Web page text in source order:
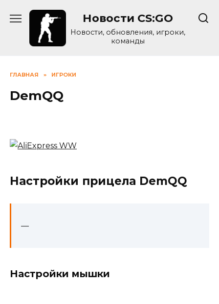
Новости CS:GO
Новости, обновления, игроки,
команды
ГЛАВНАЯ » ИГРОКИ
DemQQ
Настройки прицела DemQQ
—
Настройки мышки